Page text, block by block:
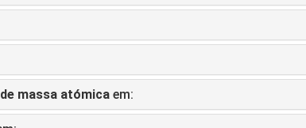
massa atómica em: